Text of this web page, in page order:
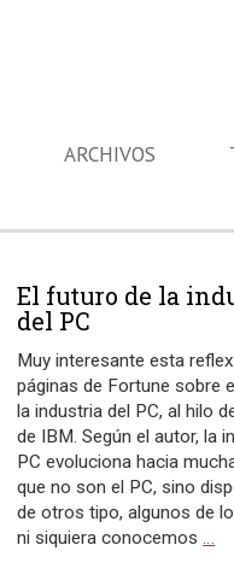
ARCHIVOS
El futuro de la
del PC
Muy interesante esta
páginas de Fortune sobre
la industria del PC, al hilo
de IBM. Según el autor, la
PC evoluciona hacia
que no son el PC, sino
de otros tipo, algunos de
ni siquiera conocemos…